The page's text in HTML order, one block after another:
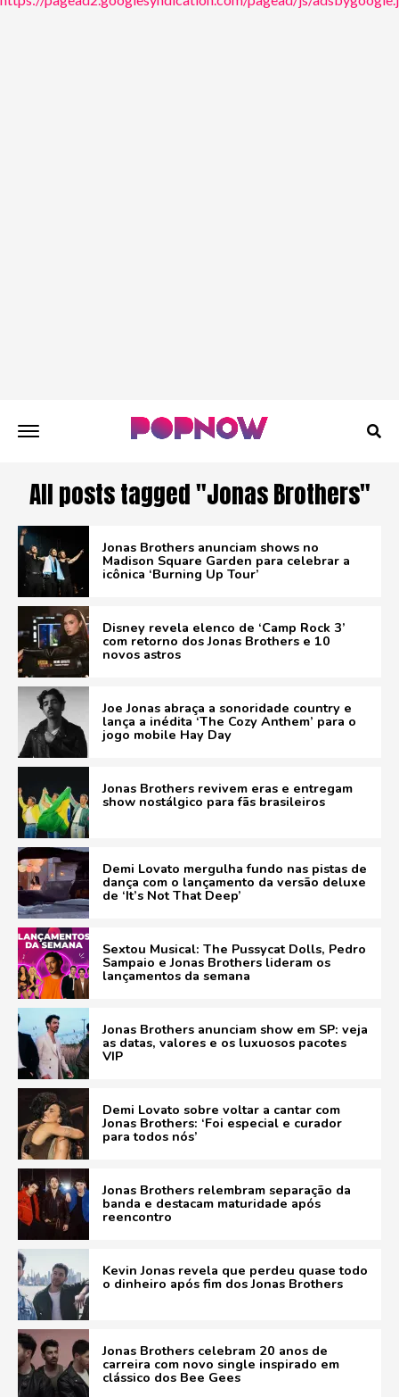
All posts tagged "Jonas Brothers"
Jonas Brothers anunciam shows no
Madison Square Garden para celebrar a
icônica ‘Burning Up Tour’
Disney revela elenco de ‘Camp Rock 3’
com retorno dos Jonas Brothers e 10
novos astros
Joe Jonas abraça a sonoridade country e
lança a inédita ‘The Cozy Anthem’ para o
jogo mobile Hay Day
Jonas Brothers revivem eras e entregam
show nostálgico para fãs brasileiros
Demi Lovato mergulha fundo nas pistas de
dança com o lançamento da versão deluxe
de ‘It’s Not That Deep’
Sextou Musical: The Pussycat Dolls, Pedro
Sampaio e Jonas Brothers lideram os
lançamentos da semana
Jonas Brothers anunciam show em SP: veja
as datas, valores e os luxuosos pacotes
VIP
Demi Lovato sobre voltar a cantar com
Jonas Brothers: ‘Foi especial e curador
para todos nós’
Jonas Brothers relembram separação da
banda e destacam maturidade após
reencontro
Kevin Jonas revela que perdeu quase todo
o dinheiro após fim dos Jonas Brothers
Jonas Brothers celebram 20 anos de
carreira com novo single inspirado em
clássico dos Bee Gees